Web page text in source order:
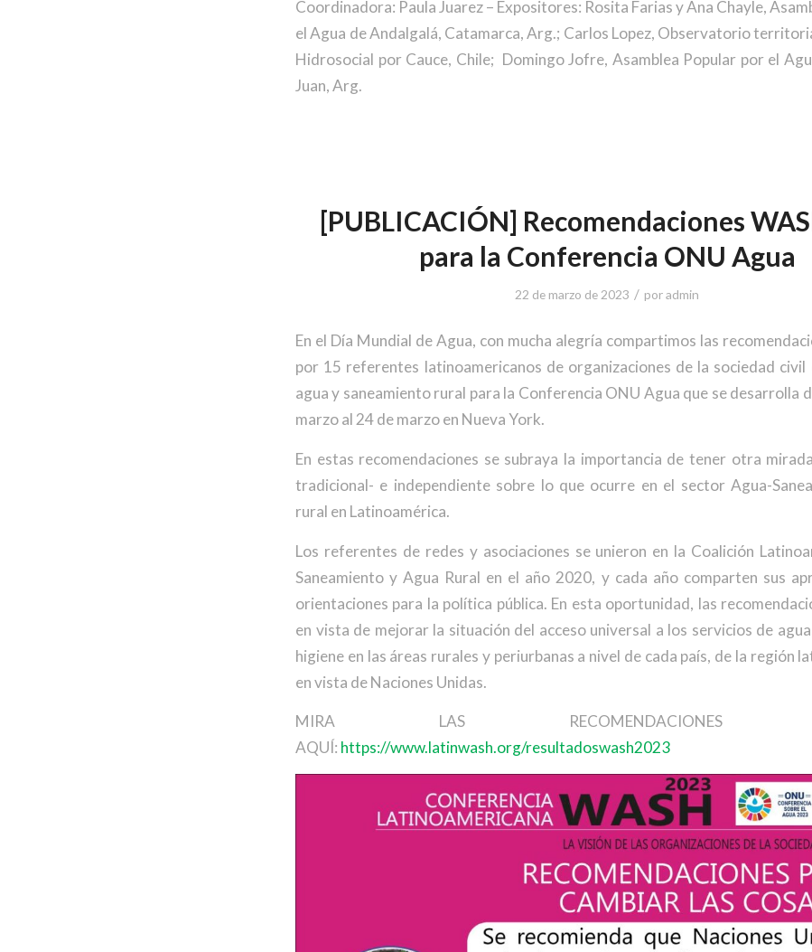
Coordinadora: Paula Juarez – Expositores: Rosita Farias y Ana Chayle,
el Agua de Andalgalá, Catamarca, Arg.; Carlos Lopez, Observatorio
Hidrosocial por Cauce, Chile; Domingo Jofre, Asamblea Popular por el
Juan, Arg.
[PUBLICACIÓN] Recomendaciones
para la Conferencia ONU Agua
22 de marzo de 2023 / poradmin
En el Día Mundial de Agua, con mucha alegría compartimos las
por 15 referentes latinoamericanos de organizaciones de la sociedad civil
agua y saneamiento rural para la Conferencia ONU Agua que se desarrolla
marzo al 24 de marzo en Nueva York.
En estas recomendaciones se subraya la importancia de tener otra
tradicional- e independiente sobre lo que ocurre en el sector Agua-
rural en Latinoamérica.
Los referentes de redes y asociaciones se unieron en la Coalición
Saneamiento y Agua Rural en el año 2020, y cada año comparten sus
orientaciones para la política pública. En esta oportunidad, las
en vista de mejorar la situación del acceso universal a los servicios de
higiene en las áreas rurales y periurbanas a nivel de cada país, de la región
en vista de Naciones Unidas.
MIRA LAS RECOMENDACIONES
AQUÍ: https://www.latinwash.org/resultadoswash2023